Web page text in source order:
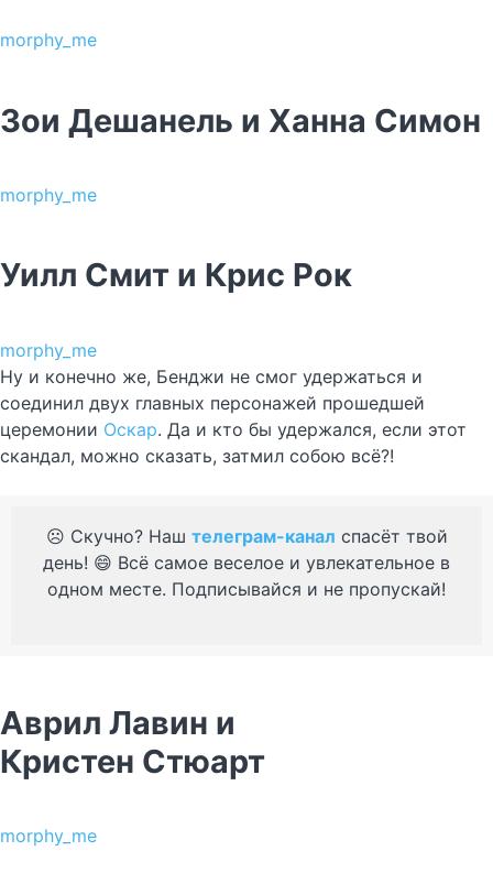
morphy_me
Зои Дешанель и Ханна Симон
morphy_me
Уилл Смит и Крис Рок
morphy_me
Ну и конечно же, Бенджи не смог удержаться и
соединил двух главных персонажей прошедшей
церемонии Оскар. Да и кто бы удержался, если этот
скандал, можно сказать, затмил собою всё?!
☹️ Скучно? Наш телеграм-канал спасёт твой
день! 😄 Всё самое веселое и увлекательное в
одном месте. Подписывайся и не пропускай!
Аврил Лавин и
Кристен Стюарт
morphy_me